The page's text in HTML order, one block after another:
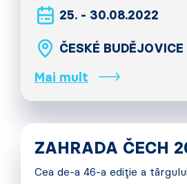
25. - 30.08.2022
ČESKÉ BUDĚJOVICE
Mai mult
ZAHRADA ČECH
Cea de-a 46-a ediție a